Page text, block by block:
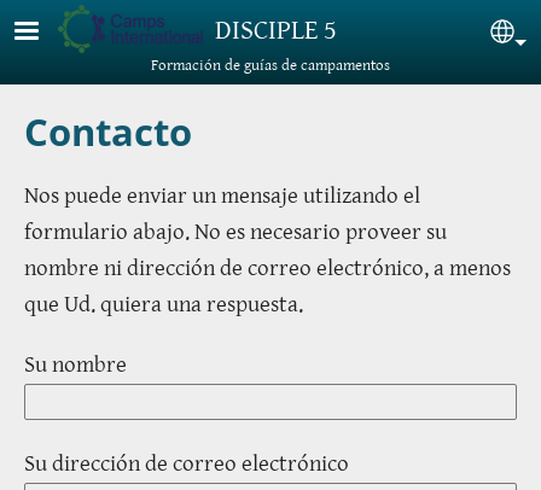
Pasar al contenido principalDISCIPLE 5
Formación de guías de campamentos
Contacto
Nos puede enviar un mensaje utilizando el
formulario abajo. No es necesario proveer su
nombre ni dirección de correo electrónico, a menos
que Ud. quiera una respuesta.
Su nombre
Su dirección de correo electrónico